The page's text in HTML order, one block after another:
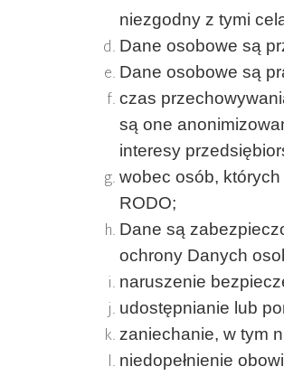
niezgodny z tymi
Dane osobowe są
Dane osobowe są
czas
są one
interesy
wobec osób,
RODO;
Dane są
ochrony Danych
naruszenie
udostępnianie lub
zaniechanie, w tym
niedopełnienie